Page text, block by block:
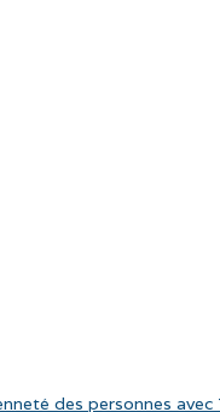
des personnes avec